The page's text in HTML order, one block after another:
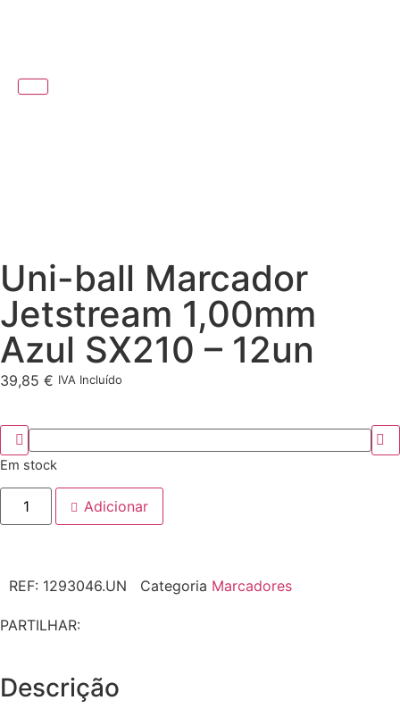
Uni-ball Marcador
Jetstream 1,00mm
Azul SX210 – 12un
39,85 € IVA Incluído
Em stock
Adicionar
REF: 1293046.UN Categoria Marcadores
PARTILHAR:
Descrição